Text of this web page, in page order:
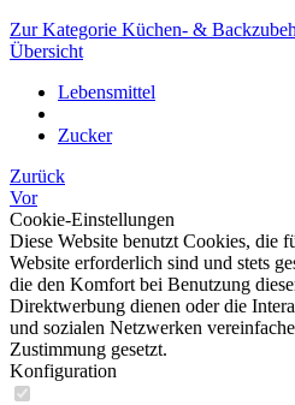
Zur Kategorie Küchen- &
Übersicht
Lebensmittel
Zucker
Zurück
Vor
Cookie-Einstellungen
Diese Website benutzt Cookies, die
Website erforderlich sind und stets
die den Komfort bei Benutzung
Direktwerbung dienen oder die
und sozialen Netzwerken
Zustimmung gesetzt.
Konfiguration